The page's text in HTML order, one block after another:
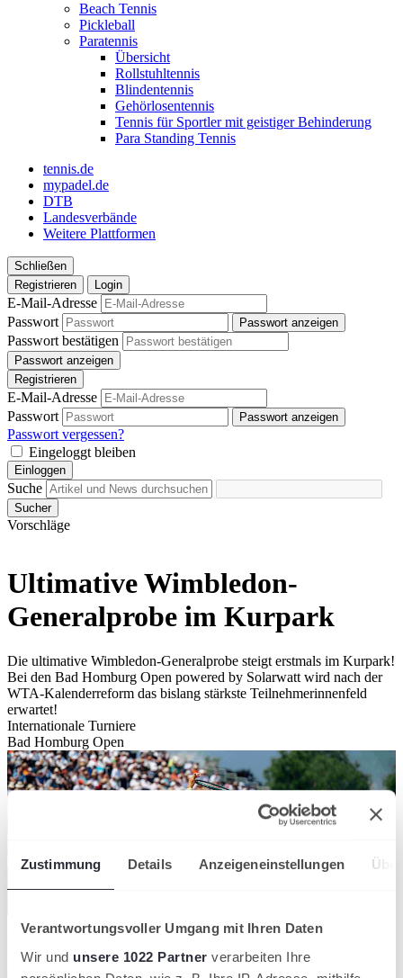
Zustimmung Details Anzeigeneinstellungen
Verantwortungsvoller Umgang mit Ihren Daten
Wir und unsere 1022 Partner verarbeiten Ihre
Beach Tennis
Pickleball
Paratennis
Übersicht
Rollstuhltennis
Blindentennis
Gehörlosentennis
Tennis für Sportler mit geistiger Behinderung
Para Standing Tennis
tennis.de
mypadel.de
DTB
Landesverbände
Weitere Plattformen
Schließen
Registrieren
Login
E-Mail-Adresse
Passwort
Passwort anzeigen
Passwort bestätigen
Passwort anzeigen
Registrieren
E-Mail-Adresse
Passwort
Passwort anzeigen
Passwort vergessen?
Eingeloggt bleiben
Einloggen
Suche
Sucher
Vorschläge
Ultimative Wimbledon-
Generalprobe im Kurpark
Die ultimative Wimbledon-Generalprobe steigt erstmals im Kurpark!
Bei den Bad Homburg Open powered by Solarwatt wird nach der
WTA-Kalenderreform das bislang stärkste Teilnehmerinnenfeld
erwartet!
Internationale Turniere
Bad Homburg Open
Die Bad Homburg Open powered by Solarwatt werden bei ihrer
fünften Auflage vom 21. bis 28. Juni 2025 mehr denn je im Fokus
stehen: Da der Weg der Top 30-Spielerinnen aufgrund der